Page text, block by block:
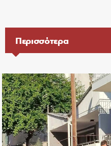
Περισσότερα